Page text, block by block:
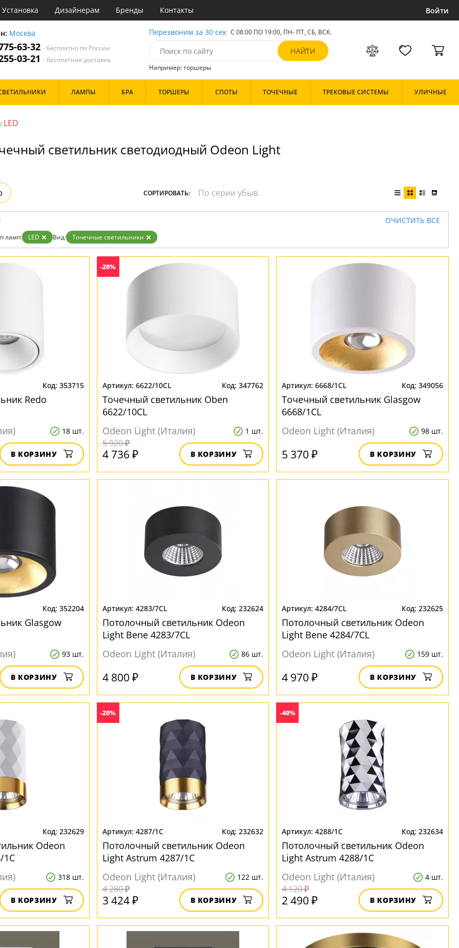
Установка Дизайнерам Бренды Контакты Войти
Москва
63-32- бесплатно по России
03-21- бесплатная доставка
Перезвоним за 30 сек С 08:00 ПО 19:00, ПН- ПТ, СБ, ВСК.
Например: торшеры
Черные
ЛАМПЫ БРА ТОРШЕРЫ СПОТЫ ТОЧЕЧНЫЕ ТРЕКОВЫЕ СИСТЕМЫ УЛИЧНЫЕ
/ LED
светильник светодиодный Odeon Light
СОРТИРОВАТЬ:
ОЧИСТИТЬ ВСЕ
ламп: LED Вид: Точечные светильники
353715
Redo
18 шт.
В КОРЗИНУ
-20%
6622/10CL 347762
Точечный светильник Oben
6622/10CL
Odeon Light (Италия)
1 шт.
5 920 ₽
4 736 ₽ В КОРЗИНУ
6668/1CL 349056
Точечный светильник Glasgow
6668/1CL
Odeon Light (Италия)
98 шт.
5 370 ₽ В КОРЗИНУ
352204
Glasgow
93 шт.
В КОРЗИНУ
4283/7CL 232624
Потолочный светильник Odeon
Light Bene 4283/7CL
Odeon Light (Италия)
86 шт.
4 800 ₽ В КОРЗИНУ
4284/7CL 232625
Потолочный светильник Odeon
Light Bene 4284/7CL
Odeon Light (Италия)
159 шт.
4 970 ₽ В КОРЗИНУ
232629
Odeon
1C
318 шт.
В КОРЗИНУ
-20%
4287/1C 232632
Потолочный светильник Odeon
Light Astrum 4287/1C
Odeon Light (Италия)
122 шт.
4 280 ₽
3 424 ₽ В КОРЗИНУ
-40%
4288/1C 232634
Потолочный светильник Odeon
Light Astrum 4288/1C
Odeon Light (Италия)
4 шт.
4 120 ₽
2 490 ₽ В КОРЗИНУ